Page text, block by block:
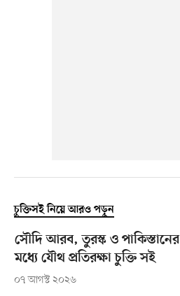
চুক্তিসই নিয়ে আরও পড়ুন
সৌদি আরব, তুরস্ক ও পাকিস্তানের
মধ্যে যৌথ প্রতিরক্ষা চুক্তি সই
০৭ আগস্ট ২০২৬